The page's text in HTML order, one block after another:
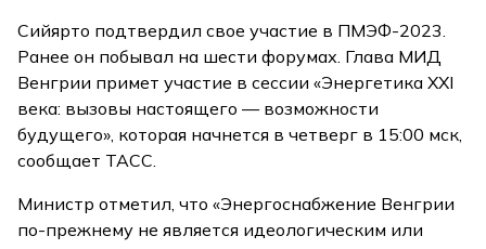
Сийярто подтвердил свое участие в ПМЭФ-2023.
Ранее он побывал на шести форумах. Глава МИД
Венгрии примет участие в сессии «Энергетика XXI
века: вызовы настоящего — возможности
будущего», которая начнется в четверг в 15:00 мск,
сообщает ТАСС.
Министр отметил, что «Энергоснабжение Венгрии
по-прежнему не является идеологическим или